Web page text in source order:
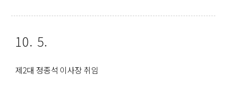
10. 5.
제2대 정종석 이사장 취임